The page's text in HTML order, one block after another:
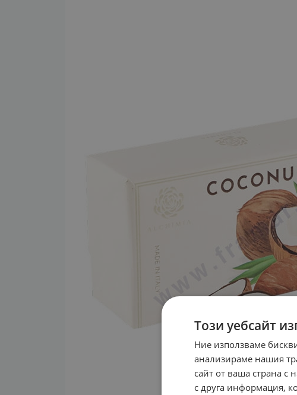
Този уебсайт
Ние използваме
анализираме нашия
сайт от ваша страна
с друга информация,